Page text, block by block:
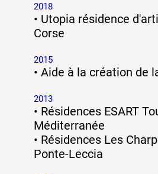
2018
• Utopia résidence
Corse
2015
• Aide à la création de
2013
• Résidences ESART
Méditerranée
• Résidences Les
Ponte-Leccia